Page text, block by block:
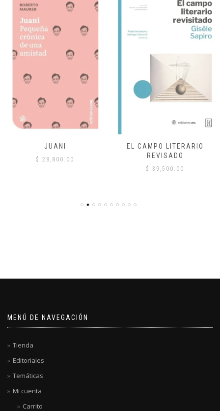
JUANI
$ 28,800.00
EL CAMPO LITERARIO
REVISADO
$ 39,500.00
MENÚ DE NAVEGACIÓN
Tienda
Editoriales
Temáticas
Mi cuenta
Carrito